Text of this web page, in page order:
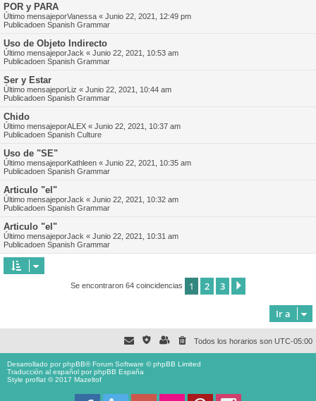
POR y PARA
Último mensajeporVanessa « Junio 22, 2021, 12:49 pm
Publicadoen Spanish Grammar
Uso de Objeto Indirecto
Último mensajeporJack « Junio 22, 2021, 10:53 am
Publicadoen Spanish Grammar
Ser y Estar
Último mensajeporLiz « Junio 22, 2021, 10:44 am
Publicadoen Spanish Grammar
Chido
Último mensajeporALEX « Junio 22, 2021, 10:37 am
Publicadoen Spanish Culture
Uso de "SE"
Último mensajeporKathleen « Junio 22, 2021, 10:35 am
Publicadoen Spanish Grammar
Articulo "el"
Último mensajeporJack « Junio 22, 2021, 10:32 am
Publicadoen Spanish Grammar
Articulo "el"
Último mensajeporJack « Junio 22, 2021, 10:31 am
Publicadoen Spanish Grammar
Se encontraron 64 coincidencias 1 2 3
Ir a
Todos los horarios son UTC-05:00
Desarrollado porphpBB® Forum Software © phpBB Limited
Traducción al español porphpBB España
Style proflat © 2017 Mazeltof